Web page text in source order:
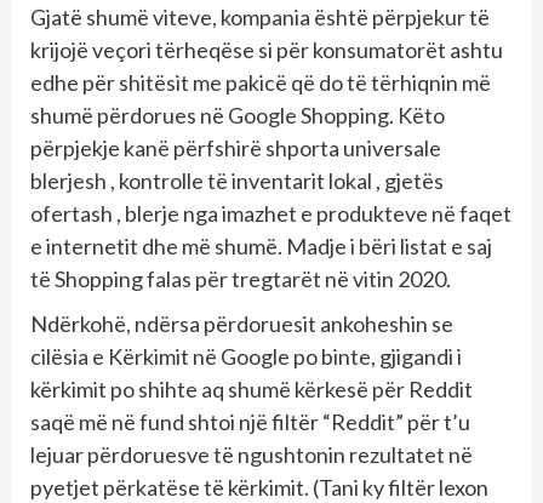
Gjatë shumë viteve, kompania është përpjekur të
krijojë veçori tërheqëse si për konsumatorët ashtu
edhe për shitësit me pakicë që do të tërhiqnin më
shumë përdorues në Google Shopping. Këto
përpjekje kanë përfshirë shporta universale
blerjesh , kontrolle të inventarit lokal , gjetës
ofertash , blerje nga imazhet e produkteve në faqet
e internetit dhe më shumë. Madje i bëri listat e saj
të Shopping falas për tregtarët në vitin 2020.
Ndërkohë, ndërsa përdoruesit ankoheshin se
cilësia e Kërkimit në Google po binte, gjigandi i
kërkimit po shihte aq shumë kërkesë për Reddit
saqë më në fund shtoi një filtër “Reddit” për t’u
lejuar përdoruesve të ngushtonin rezultatet në
pyetjet përkatëse të kërkimit. (Tani ky filtër lexon